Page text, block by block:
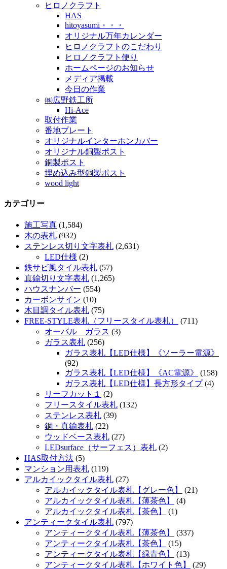
ヒロノクラフト
HAS
hitoyasumi・・・
オリジナル万年カレンダー
ヒロノクラフトのこだわり
ヒロノクラフト便り
ホームページのお知らせ
メディア掲載
今日の作業
㈱広野鉄工所
Hi-Ace
取付作業
番地プレート
オリジナルインターホンカバー
オリジナル銅製ポスト
銅製ポスト
埋め込み型銅製ポスト
wood light
カテゴリー
施工写真 (1,584)
木の表札 (932)
ステンレス切り文字表札 (2,631)
LED仕様 (2)
鉄サビ風タイル表札 (57)
真鍮切り文字表札 (1,265)
ハウスナンバー (554)
カーボンサイン (10)
木目調タイル表札 (75)
FREE-STYLE表札（フリースタイル表札）
(711)
オーバル ガラス (3)
ガラス表札 (256)
ガラス表札【LED仕様】《ソーラー電源》
(92)
ガラス表札【LED仕様】《AC電源》
(158)
ガラス表札【LED仕様】長方形タイプ(4)
リーフカット１
(2)
フリースタイル表札 (132)
ステンレス表札 (39)
銅・真鍮表札 (22)
ウッドベース表札 (27)
LEDsurface（サーフェス）表札 (2)
HAS取付方法 (5)
マンション用表札 (119)
アルカイックタイル表札 (27)
アルカイックタイル表札【グレー色】
(21)
アルカイックタイル表札【薄茶色】
(4)
アルカイックタイル表札【茶色】
(1)
アンティークタイル表札 (797)
アンティークタイル表札【薄茶色】
(337)
アンティークタイル表札【茶色】
(15)
アンティークタイル表札【緑青色】
(13)
アンティークタイル表札【ホワイト色】
(29)